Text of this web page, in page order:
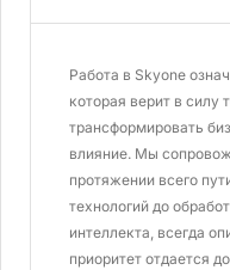
Работа в Skyone
которая верит в силу
трансформировать
влияние. Мы
протяжении всего
технологий до
интеллекта, всегда
приоритет отдается